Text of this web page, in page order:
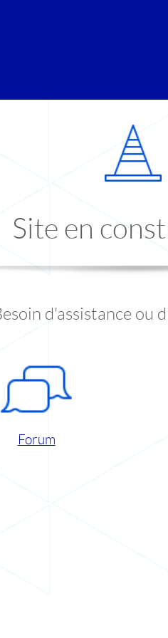
Site en
d'assistance ou
Forum